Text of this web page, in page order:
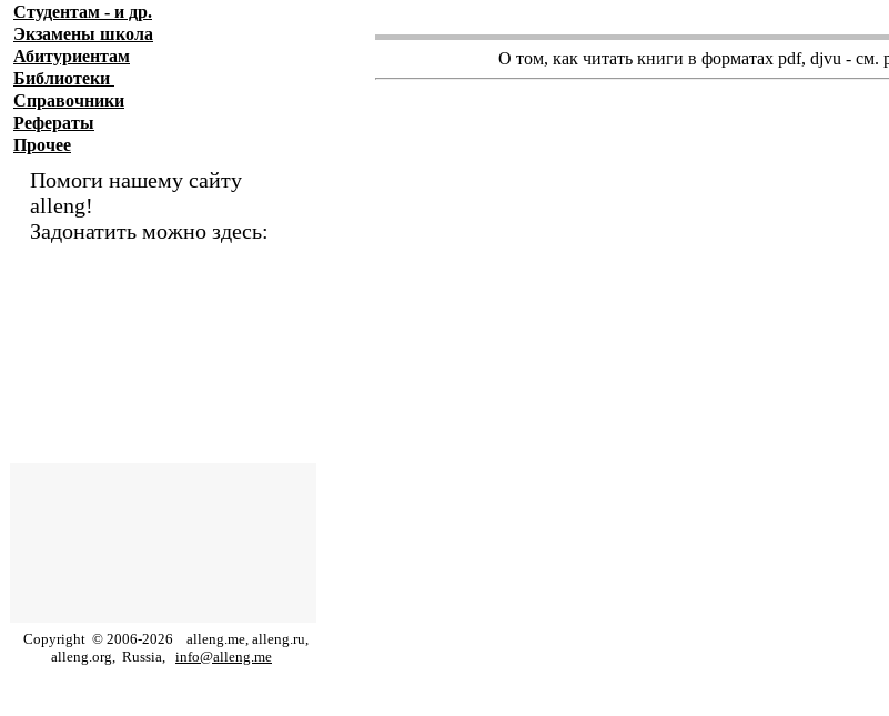
О том, как читать книги в форматахpdf,djvu - см.
Студентам - и др.
Экзамены школа
Абитуриентам
Библиотеки
Справочники
Рефераты
Прочее
Помоги нашему сайту
alleng!
Задонатить можно здесь:
Copyright © 2006-2026
alleng.me, alleng.ru,
alleng.org, Russia, info@alleng.me